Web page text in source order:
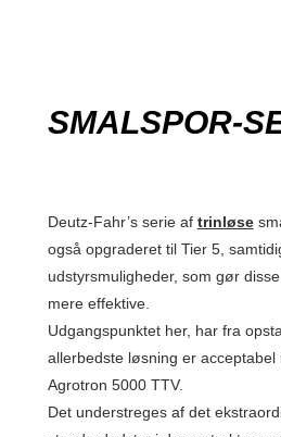
SMALSPOR-
Deutz-Fahr’s serie af trinløse
også opgraderet til Tier 5,
udstyrsmuligheder, som gør
mere effektive.
Udgangspunktet her, har fra
allerbedste løsning er
Agrotron 5000 TTV.
Det understreges af det